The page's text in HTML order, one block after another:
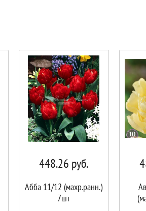
448.26 руб.
Абба 11/12 (махр.ранн.)
7шт